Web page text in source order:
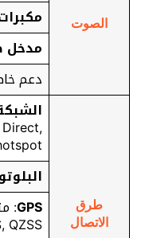
الصوت
مدخل
دعم
طرق
الاتصال
GPS
QZSS